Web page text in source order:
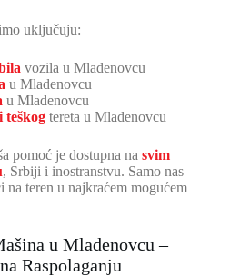
uključuju:
vozila u Mladenovcu
u Mladenovcu
u Mladenovcu
teškog tereta u Mladenovcu
pomoć je dostupna na svim
, Srbiji i inostranstvu. Samo nas
na teren u najkraćem mogućem
u Mladenovcu –
Raspolaganju